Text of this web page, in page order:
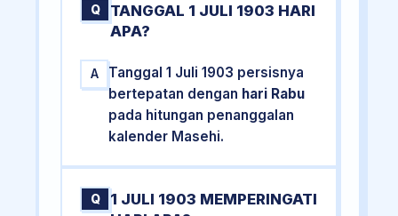
Q
TANGGAL 1 JULI 1903 HARI
APA?
A
Tanggal 1 Juli 1903 persisnya
bertepatan dengan hari Rabu
pada hitungan penanggalan
kalender Masehi.
Q
1 JULI 1903 MEMPERINGATI